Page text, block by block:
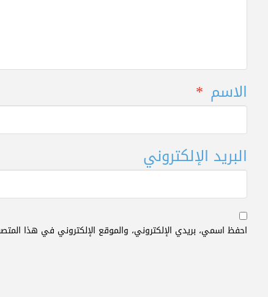
الاسم *
البريد الإلكتروني
احفظ اسمي، بريدي الإلكتروني، والموقع الإلكتروني في هذا